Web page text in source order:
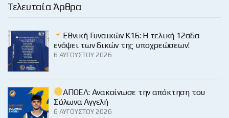
Τελευταία Άρθρα
Εθνική Γυναικών Κ16: Η τελική 12αδα
ενόψει των δικών της υποχρεώσεων!
6 ΑΥΓΟΎΣΤΟΥ 2026
ΑΠΟΕΛ: Ανακοίνωσε την απόκτηση του
Σόλωνα Αγγελή
6 ΑΥΓΟΎΣΤΟΥ 2026